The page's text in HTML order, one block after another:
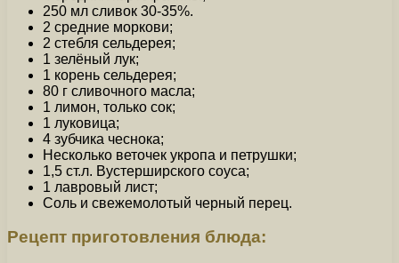
250 мл сливок 30-35%.
2 средние моркови;
2 стебля сельдерея;
1 зелёный лук;
1 корень сельдерея;
80 г сливочного масла;
1 лимон, только сок;
1 луковица;
4 зубчика чеснока;
Несколько веточек укропа и петрушки;
1,5 ст.л. Вустерширского соуса;
1 лавровый лист;
Соль и свежемолотый черный перец.
Рецепт приготовления блюда: